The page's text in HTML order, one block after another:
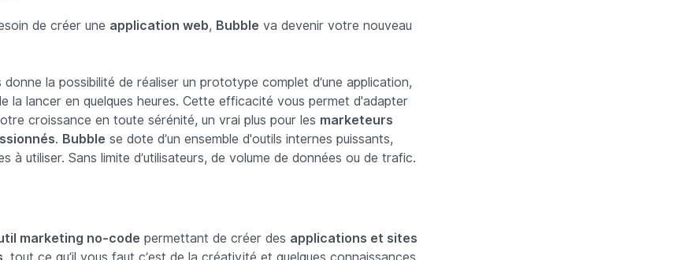
de créer une application web, Bubble va devenir votre nouveau
donne la possibilité de réaliser un prototype complet d’une application,
la lancer en quelques heures. Cette efficacité vous permet d'adapter
croissance en toute sérénité, un vrai plus pour les marketeurs
. Bubble se dote d’un ensemble d'outils internes puissants,
à utiliser. Sans limite d’utilisateurs, de volume de données ou de trafic.
marketing no-code permettant de créer des applications et sites